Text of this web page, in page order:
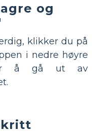
og
klikker du på
i nedre høyre
å gå ut av